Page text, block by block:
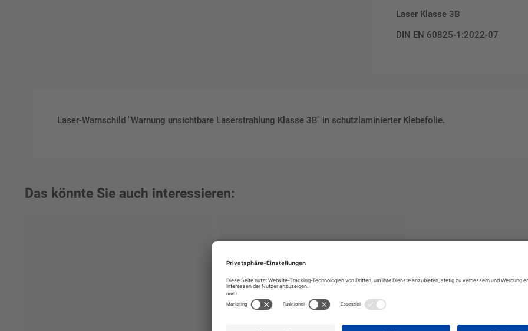
Laser Klasse 3B
DIN EN 60825-1:2022-07
Laser-Warnschild "Warnung unsichtbare Laserstrahlung Klasse 3B" in schutzlaminierter Klebefolie.
Das könnte Sie auch interessieren: